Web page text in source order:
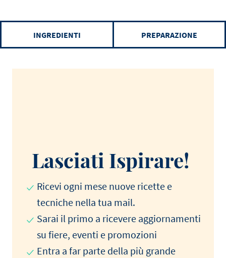
INGREDIENTI PREPARAZIONE
Lasciati Ispirare!
Ricevi ogni mese nuove ricette e
tecniche nella tua mail.
Sarai il primo a ricevere aggiornamenti
su fiere, eventi e promozioni
Entra a far parte della più grande